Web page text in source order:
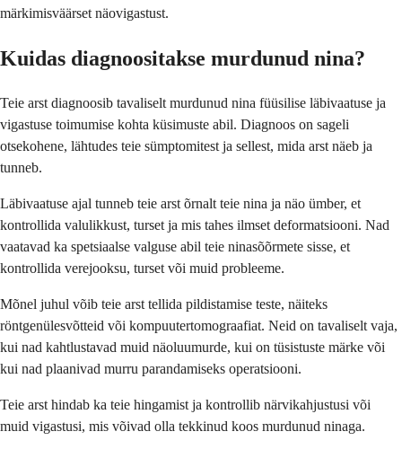
märkimisväärset näovigastust.
Kuidas diagnoositakse murdunud nina?
Teie arst diagnoosib tavaliselt murdunud nina füüsilise läbivaatuse ja
vigastuse toimumise kohta küsimuste abil. Diagnoos on sageli
otsekohene, lähtudes teie sümptomitest ja sellest, mida arst näeb ja
tunneb.
Läbivaatuse ajal tunneb teie arst õrnalt teie nina ja näo ümber, et
kontrollida valulikkust, turset ja mis tahes ilmset deformatsiooni. Nad
vaatavad ka spetsiaalse valguse abil teie ninasõõrmete sisse, et
kontrollida verejooksu, turset või muid probleeme.
Mõnel juhul võib teie arst tellida pildistamise teste, näiteks
röntgenülesvõtteid või kompuutertomograafiat. Neid on tavaliselt vaja,
kui nad kahtlustavad muid näoluumurde, kui on tüsistuste märke või
kui nad plaanivad murru parandamiseks operatsiooni.
Teie arst hindab ka teie hingamist ja kontrollib närvikahjustusi või
muid vigastusi, mis võivad olla tekkinud koos murdunud ninaga.